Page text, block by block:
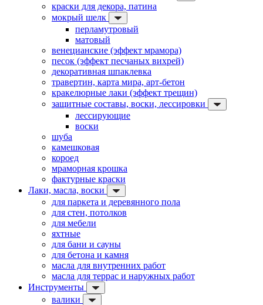
краски для декора, патина
мокрый шелк
перламутровый
матовый
венецианские (эффект мрамора)
песок (эффект песчаных вихрей)
декоративная шпаклевка
травертин, карта мира, арт-бетон
кракелюрные лаки (эффект трещин)
защитные составы, воски, лессировки
лессирующие
воски
шуба
камешковая
короед
мраморная крошка
фактурные краски
Лаки, масла, воски
для паркета и деревянного пола
для стен, потолков
для мебели
яхтные
для бани и сауны
для бетона и камня
масла для внутренних работ
масла для террас и наружных работ
Инструменты
валики